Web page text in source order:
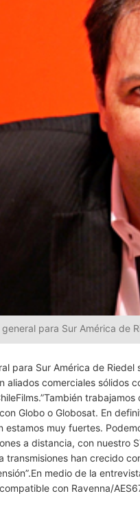
para Sur América de
para Sur América de
aliados comerciales sólidos
Globo o Globosat. En
estamos muy fuertes.
a distancia, con nuestro
transmisiones han crecido
medio de la
con Ravenna/